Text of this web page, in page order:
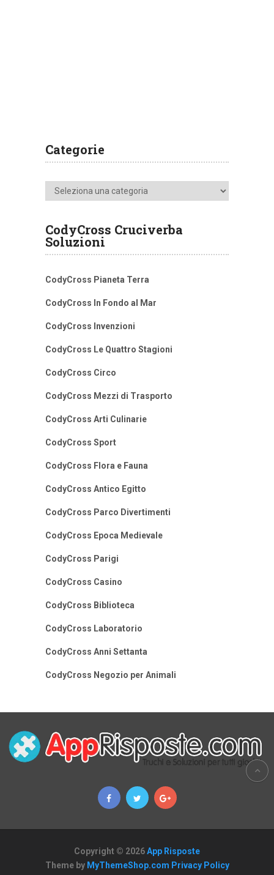
Categorie
Categorie
CodyCross Cruciverba
Soluzioni
CodyCross Pianeta Terra
CodyCross In Fondo al Mar
CodyCross Invenzioni
CodyCross Le Quattro Stagioni
CodyCross Circo
CodyCross Mezzi di Trasporto
CodyCross Arti Culinarie
CodyCross Sport
CodyCross Flora e Fauna
CodyCross Antico Egitto
CodyCross Parco Divertimenti
CodyCross Epoca Medievale
CodyCross Parigi
CodyCross Casino
CodyCross Biblioteca
CodyCross Laboratorio
CodyCross Anni Settanta
CodyCross Negozio per Animali
Copyright © 2026App Risposte
Theme by MyThemeShop.com Privacy Policy